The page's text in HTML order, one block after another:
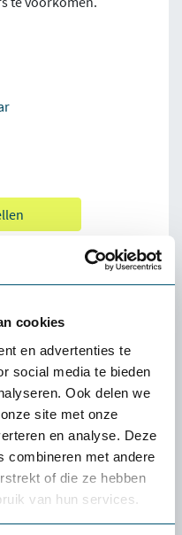
cookies
en advertenties te
social media te bieden
Ook delen we
site met onze
en analyse. Deze
combineren met andere
of die ze hebben
van hun services.
uit voorraad
Laptop Stand
verhoging bieden is het